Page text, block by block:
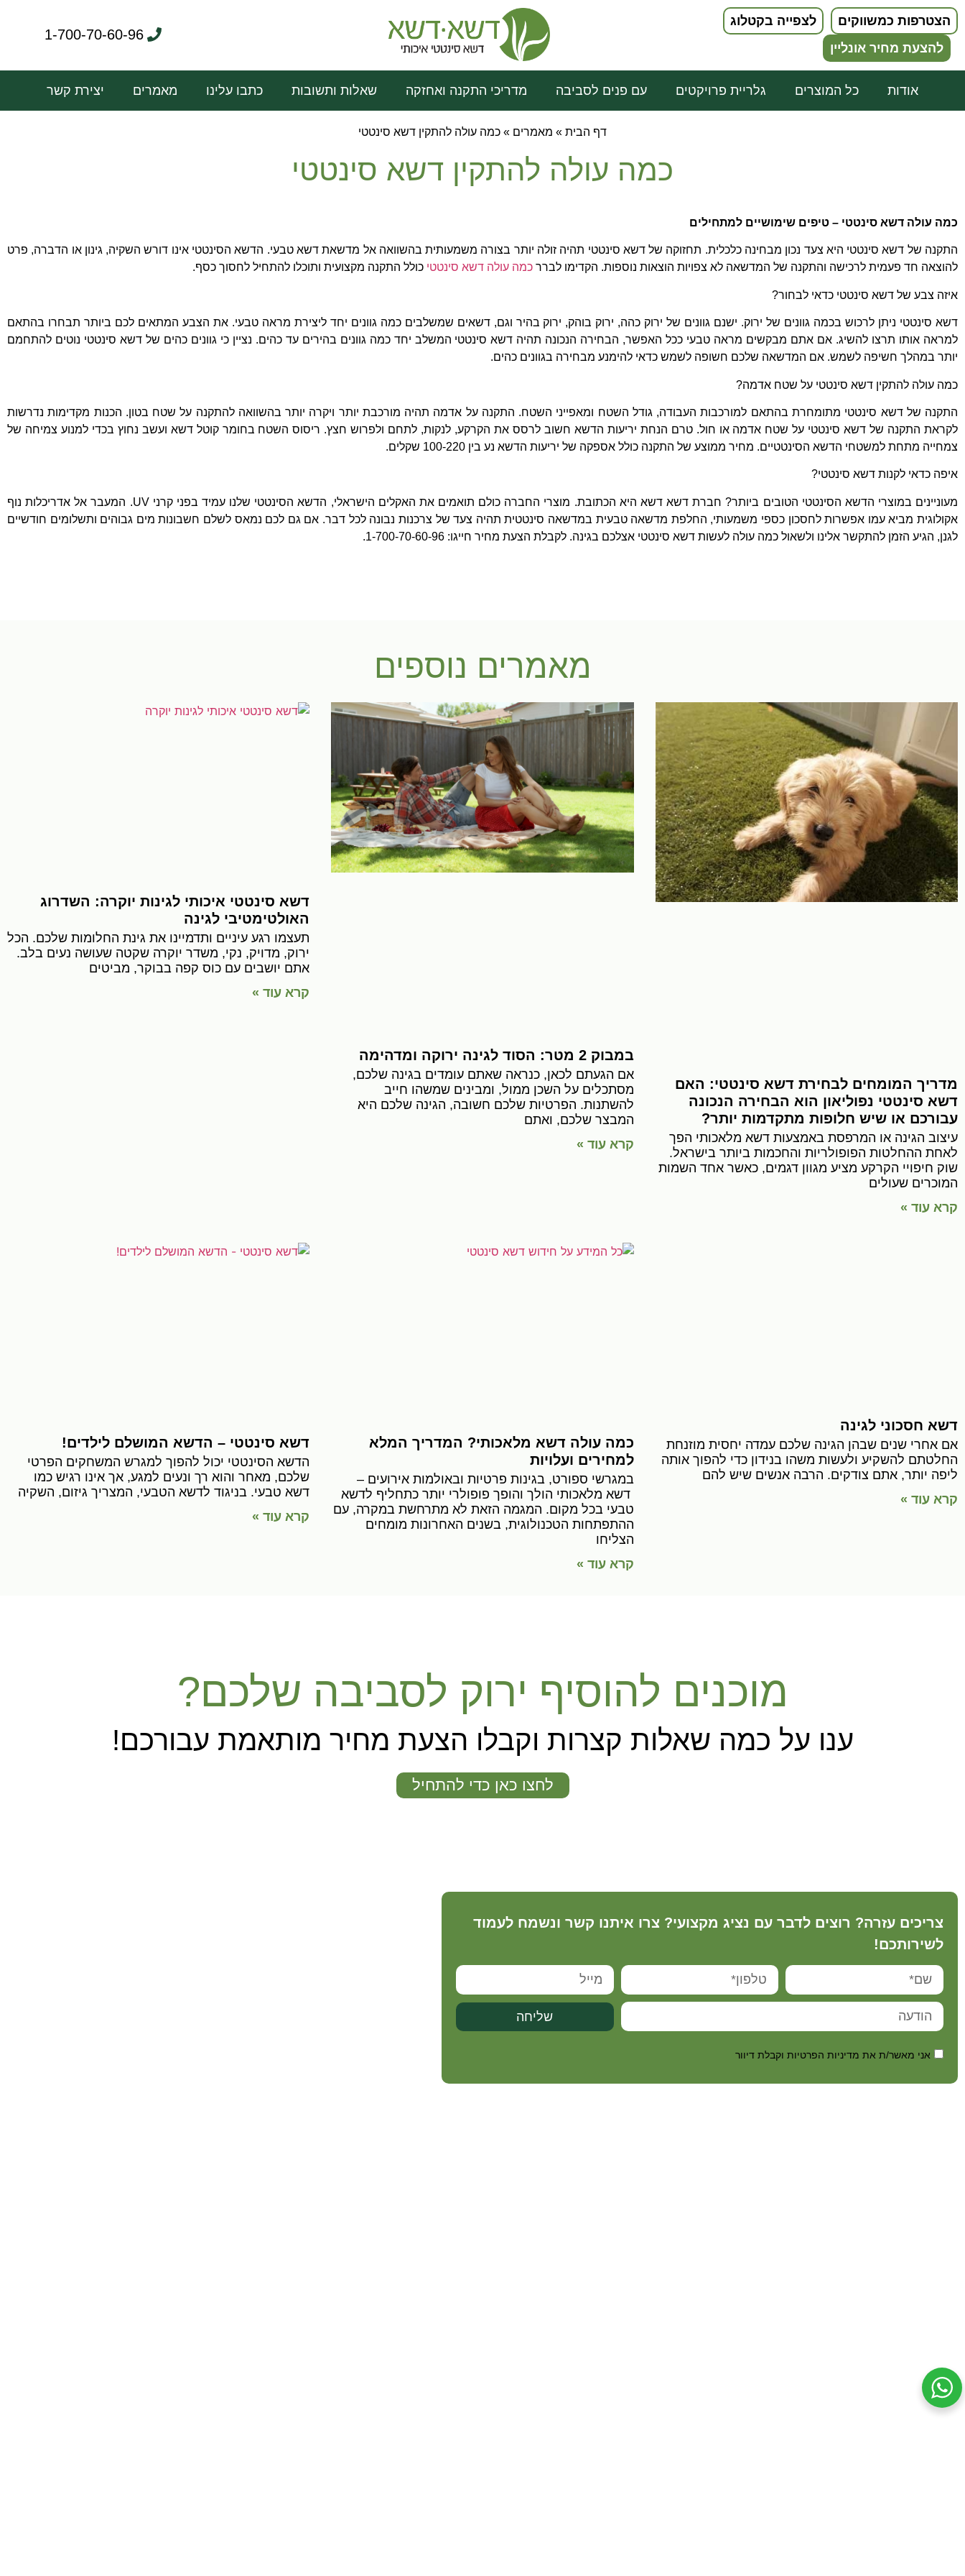
הצטרפות כמשווקים
לצפייה בקטלוג
להצעת מחיר אונליין
1-700-70-60-96
אודות כל המוצרים גלריית פרויקטים עם פנים לסביבה מדריכי התקנה ואחזקה שאלות ותשובות כתבו עלינו מאמרים יצירת קשר
דף הבית » מאמרים » כמה עולה להתקין דשא סינטטי
כמה עולה להתקין דשא סינטטי
כמה עולה דשא סינטטי – טיפים שימושיים למתחילים
התקנה של דשא סינטטי היא צעד נכון מבחינה כלכלית. תחזוקה של דשא סינטטי תהיה זולה יותר בצורה משמעותית בהשוואה אל מדשאת דשא טבעי. הדשא הסינטטי אינו דורש השקיה, גינון או הדברה, פרט
להוצאה חד פעמית לרכישה והתקנה של המדשאה לא צפויות הוצאות נוספות. הקדימו לברר כמה עולה דשא סינטטי כולל התקנה מקצועית ותוכלו להתחיל לחסוך כסף.
איזה צבע של דשא סינטטי כדאי לבחור?
דשא סינטטי ניתן לרכוש בכמה גוונים של ירוק. ישנם גוונים של ירוק כהה, ירוק בוהק, ירוק בהיר וגם,דשאים שמשלבים כמה גוונים יחד ליצירת מראה טבעי.את הצבע המתאים לכם ביותר תבחרו בהתאם
למראה אותו תרצו להשיג. אם אתם מבקשים מראה טבעי ככל האפשר, הבחירה הנכונה תהיה דשא סינטטי המשלב יחד כמה גוונים בהירים עד כהים. נציין כי גוונים כהים של דשא סינטטי נוטים להתחמם
יותר במהלך חשיפה לשמש. אם המדשאה שלכם חשופה לשמש כדאי להימנע מבחירה בגוונים כהים.
כמה עולה להתקין דשא סינטטי על שטח אדמה?
התקנה של דשא סינטטי מתומחרת בהתאם למורכבות העבודה, גודל השטח ומאפייני השטח. התקנה על אדמה תהיה מורכבת יותר ויקרה יותר בהשוואה להתקנה על שטח בטון. הכנות מקדימות נדרשות
לקראת התקנה של דשא סינטטי על שטח אדמה או חול.טרם הנחת יריעות הדשא חשוב לרסס את הקרקע, לנקות, לתחם ולפרוש חצץ. ריסוס השטח בחומר קוטל דשא ועשב נחוץ בכדי למנוע צמיחה של
צמחייה מתחת למשטחי הדשא הסינטטיים. מחיר ממוצע של התקנה כולל אספקה של יריעות הדשא נע בין 100-220 שקלים.
איפה כדאי לקנות דשא סינטטי?
מעוניינים במוצרי הדשא הסינטטי הטובים ביותר? חברת דשא דשא היא הכתובת. מוצרי החברה כולם תואמים את האקלים הישראלי, הדשא הסינטטי שלנו עמיד בפני קרניUV.
המעבר אל אדריכלות נוף
אקולוגית מביא עמו אפשרות לחסכון כספי משמעותי, החלפת מדשאה טבעית במדשאה סינטטית תהיה צעד של צרכנות נבונה לכל דבר. אם גם לכם נמאס לשלם חשבונות מים גבוהים ותשלומים חודשיים
לגנן, הגיע הזמן להתקשר אלינו ולשאול כמה עולה לעשות דשא סינטטי אצלכם בגינה. לקבלת הצעת מחיר חייגו: 1-700-70-60-96.
מאמרים נוספים
מדריך המומחים לבחירת דשא סינטטי: האם
דשא סינטטי נפוליאון הוא הבחירה הנכונה
עבורכם או שיש חלופות מתקדמות יותר?
עיצוב הגינה או המרפסת באמצעות דשא מלאכותי הפך
לאחת ההחלטות הפופולריות והחכמות ביותר בישראל.
שוק חיפויי הקרקע מציע מגוון דגמים, כאשר אחד השמות
המוכרים שעולים
קרא עוד »
במבוק 2 מטר: הסוד לגינה ירוקה ומדהימה
אם הגעתם לכאן, כנראה שאתם עומדים בגינה שלכם,
מסתכלים על השכן ממול, ומבינים שמשהו חייב
להשתנות. הפרטיות שלכם חשובה, הגינה שלכם היא
המבצר שלכם, ואתם
קרא עוד »
דשא סינטטי איכותי לגינות יוקרה: השדרוג
האולטימטיבי לגינה
תעצמו רגע עיניים ותדמיינו את גינת החלומות שלכם. הכל
ירוק, מדויק, נקי, משדר יוקרה שקטה שעושה נעים בלב.
אתם יושבים עם כוס קפה בבוקר, מביטים
קרא עוד »
דשא חסכוני לגינה
אם אחרי שנים שבהן הגינה שלכם עמדה יחסית מוזנחת
החלטתם להשקיע ולעשות משהו בנידון כדי להפוך אותה
ליפה יותר, אתם צודקים. הרבה אנשים שיש להם
קרא עוד »
כמה עולה דשא מלאכותי? המדריך המלא
למחירים ועלויות
במגרשי ספורט, בגינות פרטיות ובאולמות אירועים –
דשא מלאכותי הולך והופך פופולרי יותר כתחליף לדשא
טבעי בכל מקום. המגמה הזאת לא מתרחשת במקרה, עם
ההתפתחות הטכנולוגית, בשנים האחרונות מומחים
הצליחו
קרא עוד »
דשא סינטטי – הדשא המושלם לילדים!
הדשא הסינטטי יכול להפוך למגרש המשחקים הפרטי
שלכם, מאחר והוא רך ונעים למגע, אך אינו רגיש כמו
דשא טבעי. בניגוד לדשא הטבעי, המצריך גיזום, השקיה
קרא עוד »
מוכנים להוסיף ירוק לסביבה שלכם?
ענו על כמה שאלות קצרות וקבלו הצעת מחיר מותאמת עבורכם!
לחצו כאן כדי להתחיל
צריכים עזרה? רוצים לדבר עם נציג מקצועי? צרו איתנו קשר ונשמח לעמוד
לשירותכם!
אני מאשר/ת את מדיניות הפרטיות וקבלת דיוור
שליחה